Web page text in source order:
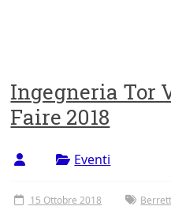
Ingegneria Tor
Faire 2018
Eventi
15 Ottobre 2018